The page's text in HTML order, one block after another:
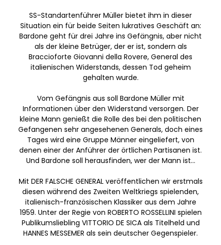
SS-Standartenführer Müller bietet ihm in dieser
Situation ein für beide Seiten lukratives Geschäft an:
Bardone geht für drei Jahre ins Gefängnis, aber nicht
als der kleine Betrüger, der er ist, sondern als
Braccioforte Giovanni della Rovere, General des
italienischen Widerstands, dessen Tod geheim
gehalten wurde.
Vom Gefängnis aus soll Bardone Müller mit
Informationen über den Widerstand versorgen. Der
kleine Mann genießt die Rolle des bei den politischen
Gefangenen sehr angesehenen Generals, doch eines
Tages wird eine Gruppe Männer eingeliefert, von
denen einer der Anführer der örtlichen Partisanen ist.
Und Bardone soll herausfinden, wer der Mann ist…
Mit DER FALSCHE GENERAL veröffentlichen wir erstmals
diesen während des Zweiten Weltkriegs spielenden,
italienisch-französischen Klassiker aus dem Jahre
1959. Unter der Regie von ROBERTO ROSSELLINI spielen
Publikumsliebling VITTORIO DE SICA als Titelheld und
HANNES MESSEMER als sein deutscher Gegenspieler.